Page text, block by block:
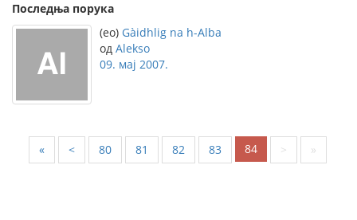
Последња порука
(eo) Gàidhlig na h-Alba
од Alekso
09. мај 2007.
« < 80 81 82 83 84 > »